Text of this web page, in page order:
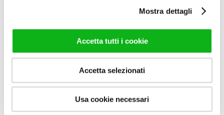
Mostra dettagli
Accetta tutti i cookie
Accetta selezionati
Usa cookie necessari
(IVA escl.)
48,80€(IVA incl.)